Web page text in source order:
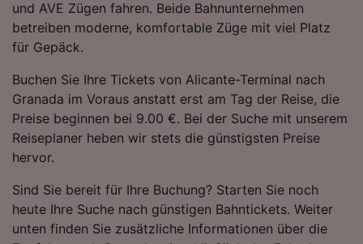
und AVE Zügen fahren. Beide Bahnunternehmen
betreiben moderne, komfortable Züge mit viel Platz
für Gepäck.
Buchen Sie Ihre Tickets von Alicante-Terminal nach
Granada im Voraus anstatt erst am Tag der Reise, die
Preise beginnen bei 9.00 €. Bei der Suche mit unserem
Reiseplaner heben wir stets die günstigsten Preise
hervor.
Sind Sie bereit für Ihre Buchung? Starten Sie noch
heute Ihre Suche nach günstigen Bahntickets. Weiter
unten finden Sie zusätzliche Informationen über die
Inhalten, Zielgruppenforschung sowie
Entwicklung und Verbesserung von
Angeboten.
Liste der Partner (Lieferanten)